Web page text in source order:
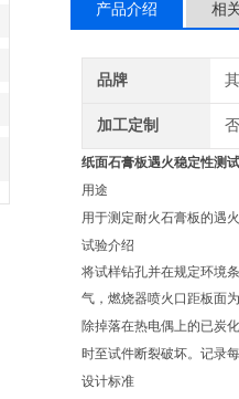
产品介绍 相
品牌
加工定制 否
纸面石膏板遇火稳定性测
用途
用于测定耐火石膏板的遇
试验介绍
将试样钻孔并在规定环境
气，燃烧器喷火口距板面为
除掉落在热电偶上的已炭
时至试件断裂破坏。记录
设计标准